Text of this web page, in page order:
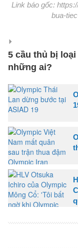
Link báo gốc:
bua-
5 cầu thủ bị
những ai?